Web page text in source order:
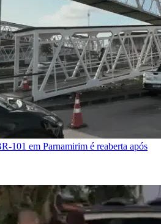
101 em Parnamirim é reaberta após